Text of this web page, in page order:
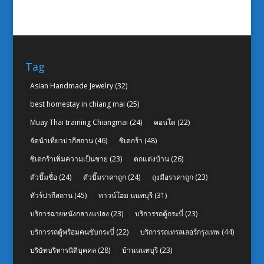
Tag
Asian Handmade Jewelry(32)
best homestay in chiang mai (25)
Muay Thai training Chiangmai (24) คอนโด (22)
จัดนำเที่ยวปากีสถาน(46) ซิเดกร้า (48)
ซิเดกร้าเพิ่มความเป็นชาย (23) ตกแต่งบ้าน(26)
ตัวปั๊มชื่อ(24) ตัวปั๊มราคาถูก(24) ถุงมือราคาถูก(23)
ทัวร์ปากีสถาน(45) ทาวน์โฮม นนทบุรี(31)
บริการฉายหนังกลางแปลง (23) บริการรถตู้กระบี่ (23)
บริการรถตู้พร้อมคนขับกระบี่ (22) บริการรถเทรลเลอร์กรุงเทพ (44)
บริษัทบริหารนิติบุคคล(28) บ้านนนทบุรี(23)